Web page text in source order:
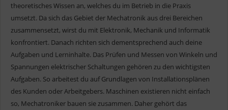
theoretisches Wissen an, welches du im Betrieb in die Praxis
umsetzt. Da sich das Gebiet der Mechatronik aus drei Bereichen
zusammensetzt, wirst du mit Elektronik, Mechanik und Informatik
konfrontiert. Danach richten sich dementsprechend auch deine
Aufgaben und Lerninhalte. Das Prüfen und Messen von Winkeln und
Spannungen elektrischer Schaltungen gehören zu den wichtigsten
Aufgaben. So arbeitest du auf Grundlagen von Installationsplänen
des Kunden oder Arbeitgebers. Maschinen existieren nicht einfach
so, Mechatroniker bauen sie zusammen. Daher gehört das